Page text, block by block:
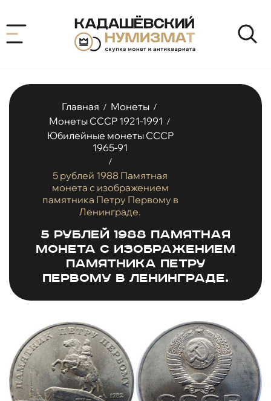
Главная / Монеты /
Монеты СССР 1921-1991 /
Юбилейные монеты СССР
1965-91
/
5 рублей 1988 Памятная
монета с изображением
памятника Петру Первому в
Ленинграде.
5 рублей 1988 Памятная
монета с изображением
памятника Петру
Первому в Ленинграде.